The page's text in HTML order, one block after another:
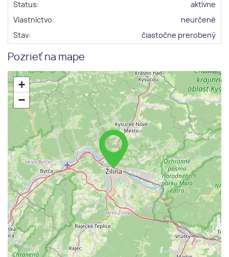
Status:
aktívne
Vlastníctvo:
neurčené
Stav:
čiastočne prerobený
Pozrieť na mape
+
−